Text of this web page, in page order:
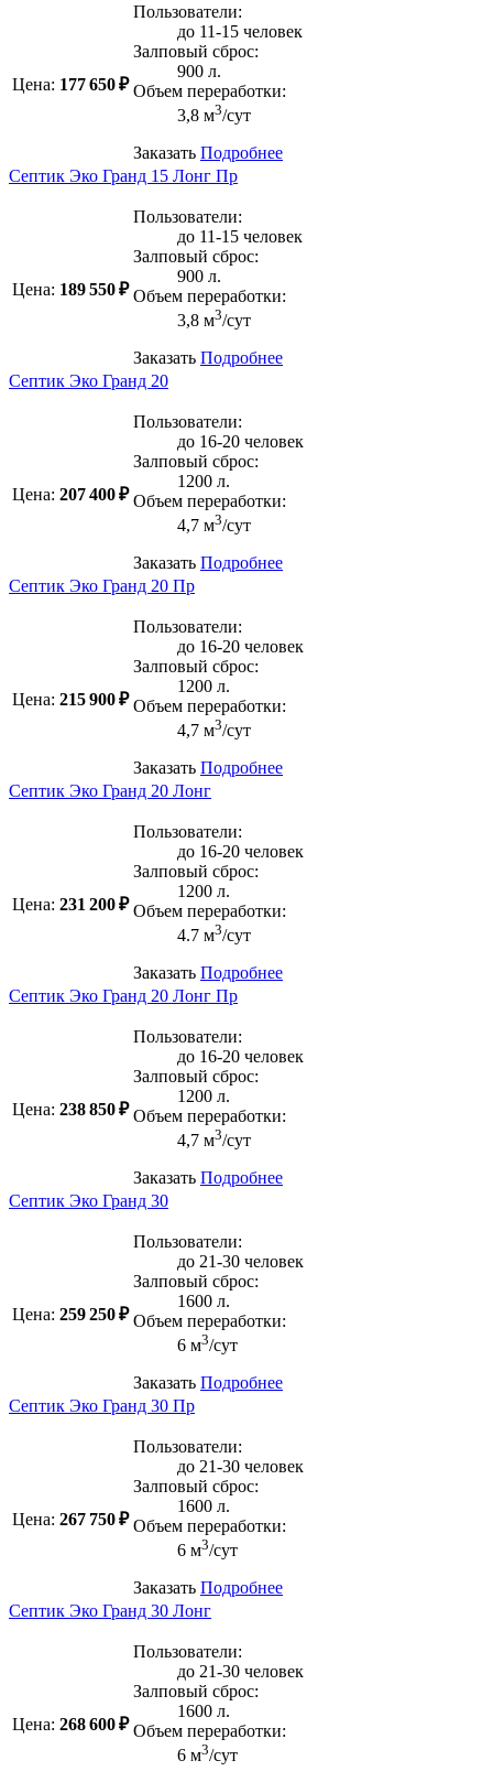
Цена: 177 650 ₽
Пользователи:
до 11-15 человек
Залповый сброс:
900 л.
Объем переработки:
3,8 м3/сут
Заказать Подробнее
Септик Эко Гранд 15 Лонг Пр
Цена: 189 550 ₽
Пользователи:
до 11-15 человек
Залповый сброс:
900 л.
Объем переработки:
3,8 м3/сут
Заказать Подробнее
Септик Эко Гранд 20
Цена: 207 400 ₽
Пользователи:
до 16-20 человек
Залповый сброс:
1200 л.
Объем переработки:
4,7 м3/сут
Заказать Подробнее
Септик Эко Гранд 20 Пр
Цена: 215 900 ₽
Пользователи:
до 16-20 человек
Залповый сброс:
1200 л.
Объем переработки:
4,7 м3/сут
Заказать Подробнее
Септик Эко Гранд 20 Лонг
Цена: 231 200 ₽
Пользователи:
до 16-20 человек
Залповый сброс:
1200 л.
Объем переработки:
4.7 м3/сут
Заказать Подробнее
Септик Эко Гранд 20 Лонг Пр
Цена: 238 850 ₽
Пользователи:
до 16-20 человек
Залповый сброс:
1200 л.
Объем переработки:
4,7 м3/сут
Заказать Подробнее
Септик Эко Гранд 30
Цена: 259 250 ₽
Пользователи:
до 21-30 человек
Залповый сброс:
1600 л.
Объем переработки:
6 м3/сут
Заказать Подробнее
Септик Эко Гранд 30 Пр
Цена: 267 750 ₽
Пользователи:
до 21-30 человек
Залповый сброс:
1600 л.
Объем переработки:
6 м3/сут
Заказать Подробнее
Септик Эко Гранд 30 Лонг
Цена: 268 600 ₽
Пользователи:
до 21-30 человек
Залповый сброс:
1600 л.
Объем переработки:
6 м3/сут